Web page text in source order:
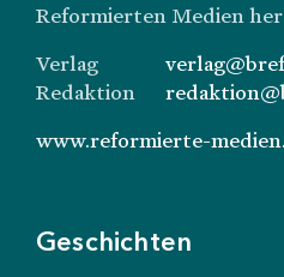
Reformierten Medien
Verlag
Redaktion
www.reformierte-
Geschichten